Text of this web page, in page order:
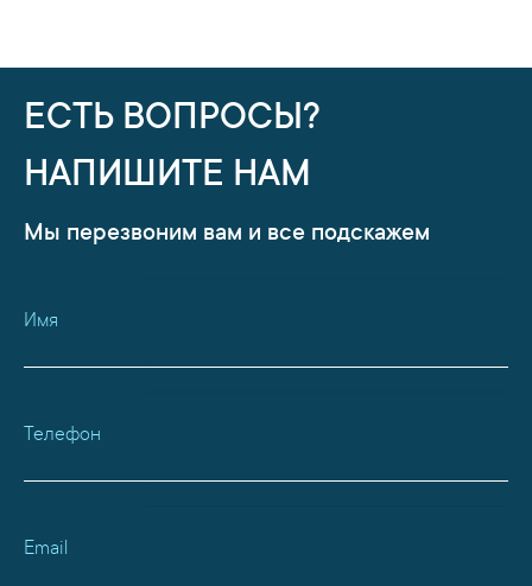
ЕСТЬ ВОПРОСЫ?
НАПИШИТЕ НАМ
Мы перезвоним вам и все подскажем
Имя
Телефон
Email